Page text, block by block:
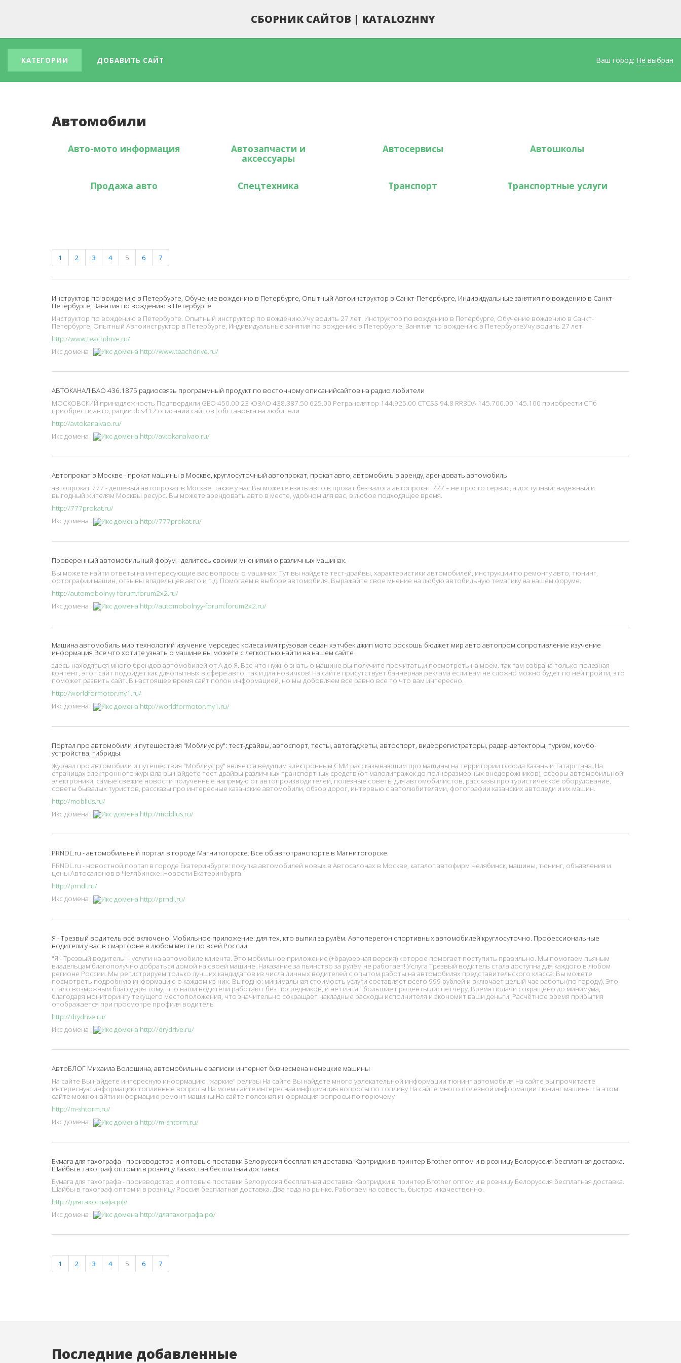
СБОРНИК САЙТОВ | KATALOZHNY
КАТЕГОРИИ ДОБАВИТЬ САЙТ Ваш город: Не выбран
Автомобили
Авто-мото информация Автозапчасти и
аксессуары
Автосервисы Автошколы
Продажа авто Спецтехника Транспорт Транспортные услуги
1 2 3 4 5 6 7
Инструктор по вождению в Петербурге, Обучение вождению в Петербурге, Опытный Автоинструктор в Санкт-Петербурге, Индивидуальные занятия по вождению в Санкт-
Петербурге, Занятия по вождению в Петербурге
Инструктор по вождению в Петербурге. Опытный инструктор по вождению.Учу водить 27 лет. Инструктор по вождению в Петербурге, Обучение вождению в Санкт-
Петербурге, Опытный Автоинструктор в Петербурге, Индивидуальные занятия по вождению в Петербурге, Занятия по вождению в ПетербургеУчу водить 27 лет
http://www.teachdrive.ru/
Икс домена :
АВТОКАНАЛ ВАО 436.1875 радиосвязь программный продукт по восточному описанийсайтов на радио любители
МОСКОВСКИЙ принадлежность Подтвердили GEO 450.00 23 ЮЗАО 438.387.50 625.00 Ретранслятор 144.925.00 CTCSS 94.8 RR3DA 145.700.00 145.100 приобрести СПб
приобрести авто, рации dcs412 описаний сайтов|обстановка на любители
http://avtokanalvao.ru/
Икс домена :
Автопрокат в Москве - прокат машины в Москве, круглосуточный автопрокат, прокат авто, автомобиль в аренду, арендовать автомобиль
автопрокат 777 - дешевый автопрокат в Москве, также у нас Вы можете взять авто в прокат без залога автопрокат 777 – не просто сервис, а доступный, надежный и
выгодный жителям Москвы ресурс. Вы можете арендовать авто в месте, удобном для вас, в любое подходящее время.
http://777prokat.ru/
Икс домена :
Проверенный автомобильный форум - делитесь своими мнениями о различных машинах.
Вы можете найти ответы на интересующие вас вопросы о машинах. Тут вы найдете тест-драйвы, характеристики автомобилей, инструкции по ремонту авто, тюнинг,
фотографии машин, отзывы владельцев авто и т.д. Помогаем в выборе автомобиля. Выражайте свое мнение на любую автобильную тематику на нашем форуме.
http://automobolnyy-forum.forum2x2.ru/
Икс домена :
Машина автомобиль мир технологий изучение мерседес колеса имя грузовая седан хэтчбек джип мото роскошь бюджет мир авто автопром сопротивление изучение
информация Все что хотите узнать о машине вы можете с легкостью найти на нашем сайте
здесь находяться много брендов автомобилей от А до Я. Все что нужно знать о машине вы получите прочитать,и посмотреть на моем. так там собрана только полезная
контент, этот сайт подойдет как дляопытных в сфере авто, так и для новичков! На сайте присутствует баннерная реклама если вам не сложно можно будет по ней пройти, это
поможет развить сайт. В настоящее время сайт полон информацией, но мы добовляем все равно все то что вам интересно.
http://worldformotor.my1.ru/
Икс домена :
Портал про автомобили и путешествия "Моблиус.ру": тест-драйвы, автоспорт, тесты, автогаджеты, автоспорт, видеорегистраторы, радар-детекторы, туризм, комбо-
устройства, гибриды.
Журнал про автомобили и путешествия "Моблиус.ру" является ведущим электронным СМИ рассказывающим про машины на территории города Казань и Татарстана. На
страницах электронного журнала вы найдете тест-драйвы различных транспортных средств (от малолитражек до полноразмерных внедорожников), обзоры автомобильной
электроники, самые свежие новости полученные напрямую от автопроизводителей, полезные советы для автомобилистов, рассказы про туристическое оборудование,
советы бывалых туристов, рассказы про интересные казанские автомобили, обзор дорог, интервью с автолюбителями, фотографии казанских автоледи и их машин.
http://moblius.ru/
Икс домена :
PRNDL.ru - автомобильный портал в городе Магнитогорске. Все об автотранспорте в Магнитогорске.
PRNDL.ru - новостной портал в городе Екатеринбурге: покупка автомобилей новых в Автосалонах в Москве, каталог автофирм Челябинск, машины, тюнинг, объявления и
цены Автосалонов в Челябинске. Новости Екатеринбурга
http://prndl.ru/
Икс домена :
Я - Трезвый водитель всё включено. Мобильное приложение: для тех, кто выпил за рулём. Автоперегон спортивных автомобилей круглосуточно. Профессиональные
водители у вас в смартфоне в любом месте по всей России.
"Я - Трезвый водитель" - услуги на автомобиле клиента. Это мобильное приложение (+браузерная версия) которое помогает поступить правильно. Мы помогаем пьяным
владельцам благополучно добраться домой на своей машине. Наказание за пьянство за рулём не работает! Услуга Трезвый водитель стала доступна для каждого в любом
регионе России. Мы регистрируем только лучших кандидатов из числа личных водителей с опытом работы на автомобилях представительского класса. Вы можете
посмотреть подробную информацию о каждом из них. Выгодно: минимальная стоимость услуги составляет всего 999 рублей и включает целый час работы (по городу). Это
стало возможным благодаря тому, что наши водители работают без посредников, и не платят большие проценты диспетчеру. Время подачи сокращено до минимума,
благодаря мониторингу текущего местоположения, что значительно сокращает накладные расходы исполнителя и экономит ваши деньги. Расчётное время прибытия
отображается при просмотре профиля водитель
http://drydrive.ru/
Икс домена :
АвтоБЛОГ Михаила Волошина, автомобильные записки интернет бизнесмена немецкие машины
На сайте Вы найдете интересную информацию "жаркие" релизы На сайте Вы найдете много увлекательной информации тюнинг автомобиля На сайте вы прочитаете
интересную информацию топливные вопросы На моем сайте интересная информация вопросы по топливу На сайте много полезной информации тюнинг машины На этом
сайте можно найти информацию ремонт машины На сайте полезная информация вопросы по горючему
http://m-shtorm.ru/
Икс домена :
Бумага для тахографа - производство и оптовые поставки Белоруссия бесплатная доставка. Картриджи в принтер Brother оптом и в розницу Белоруссия бесплатная доставка.
Шайбы в тахограф оптом и в розницу Казахстан бесплатная доставка
Бумага для тахографа - производство и оптовые поставки Белоруссия бесплатная доставка. Картриджи в принтер Brother оптом и в розницу Белоруссия бесплатная доставка.
Шайбы в тахограф оптом и в розницу Россия бесплатная доставка. Два года на рынке. Работаем на совесть, быстро и качественно.
http://длятахографа.рф/
Икс домена :
1 2 3 4 5 6 7
Последние добавленные